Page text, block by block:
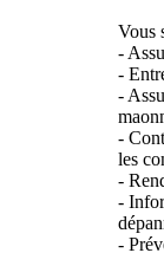
Vous
-
-
-
-
les
-
-
-